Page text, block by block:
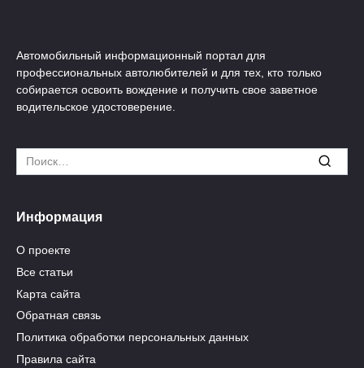
Автомобильный информационный портал для
профессиональных автолюбителей и для тех, кто только
собирается освоить вождение и получить свое заветное
водительское удостоверение.
Search
for:
Информация
О проекте
Все статьи
Карта сайта
Обратная связь
Политика обработки персональных данных
Правила сайта